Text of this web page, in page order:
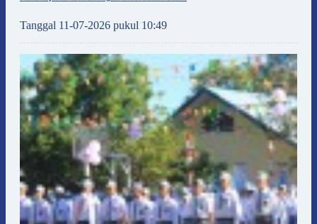
Tanggal 11-07-2026 pukul 10:49